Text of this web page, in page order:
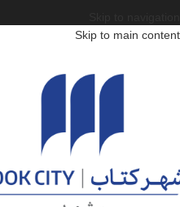
Skip to main content